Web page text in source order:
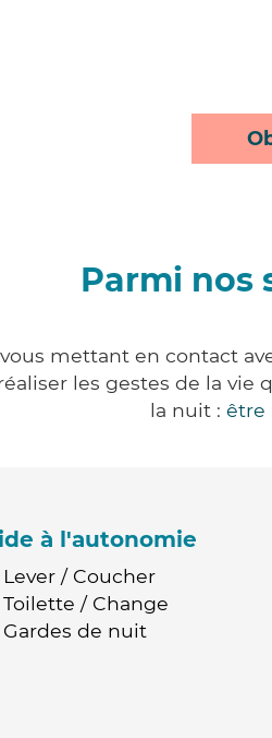
Parmi nos
mettant en contact
les gestes de la
la nuit : être
à l'autonomie
Lever / Coucher
Toilette / Change
Gardes de nuit